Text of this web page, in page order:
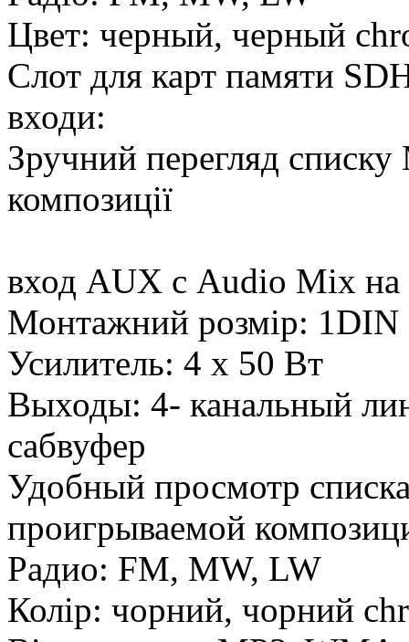
Цвет: черный, черный
Слот для карт памяти
входи:
Зручний перегляд списку
композиції
вход AUX с Audio Mix на
Монтажний розмір: 1DIN
Усилитель: 4 х 50 Вт
Выходы: 4- канальный
сабвуфер
Удобный просмотр
проигрываемой
Радио: FM, MW, LW
Колір: чорний, чорний